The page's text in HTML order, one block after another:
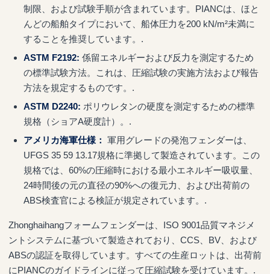
制限、および試験手順が含まれています。PIANCは、ほと
んどの船舶タイプにおいて、船体圧力を200 kN/m²未満に
することを推奨しています。.
ASTM F2192: 係留エネルギーおよび反力を測定するため
の標準試験方法。これは、圧縮試験の実施方法および報告
方法を規定するものです。.
ASTM D2240: ポリウレタンの硬度を測定するための標準
規格（ショアA硬度計）。.
アメリカ海軍仕様： 軍用グレードの発泡フェンダーは、
UFGS 35 59 13.17規格に準拠して製造されています。この
規格では、60%の圧縮時における最小エネルギー吸収量、
24時間後の元の直径の90%への復元力、および出荷前の
ABS検査官による検証が規定されています。.
Zhonghaihangフォームフェンダーは、ISO 9001品質マネジメ
ントシステムに基づいて製造されており、CCS、BV、および
ABSの認証を取得しています。すべての生産ロットは、出荷前
にPIANCのガイドラインに従って圧縮試験を受けています。.